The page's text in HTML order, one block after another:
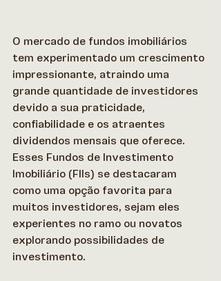
O mercado de fundos imobiliários
tem experimentado um crescimento
impressionante, atraindo uma
grande quantidade de investidores
devido a sua praticidade,
confiabilidade e os atraentes
dividendos mensais que oferece.
Esses Fundos de Investimento
Imobiliário (FIIs) se destacaram
como uma opção favorita para
muitos investidores, sejam eles
experientes no ramo ou novatos
explorando possibilidades de
investimento.